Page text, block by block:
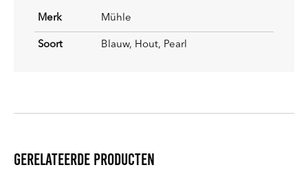
Merk Mühle
Soort Blauw, Hout, Pearl
Gerelateerde producten